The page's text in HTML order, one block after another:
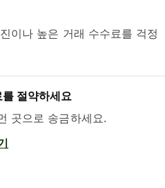
이나 높은 거래 수수료를 걱정
절약하세요
곳으로 송금하세요.